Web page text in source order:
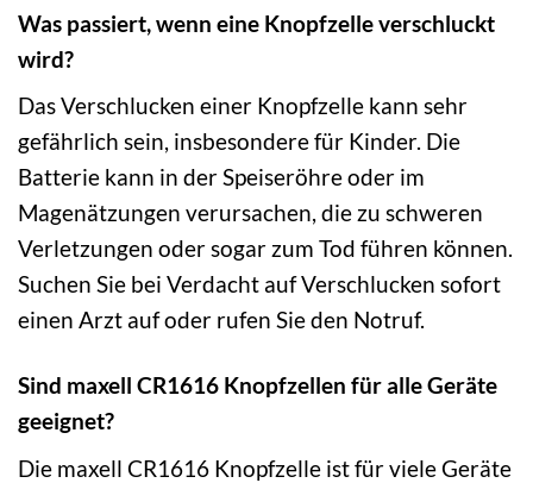
Was passiert, wenn eine Knopfzelle verschluckt
wird?
Das Verschlucken einer Knopfzelle kann sehr
gefährlich sein, insbesondere für Kinder. Die
Batterie kann in der Speiseröhre oder im
Magenätzungen verursachen, die zu schweren
Verletzungen oder sogar zum Tod führen können.
Suchen Sie bei Verdacht auf Verschlucken sofort
einen Arzt auf oder rufen Sie den Notruf.
Sind maxell CR1616 Knopfzellen für alle Geräte
geeignet?
Die maxell CR1616 Knopfzelle ist für viele Geräte